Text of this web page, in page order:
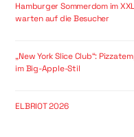
Hamburger Sommerdom im
warten auf die Besucher
„New York Slice Club“:
im Big-Apple-Stil
ELBRIOT 2026